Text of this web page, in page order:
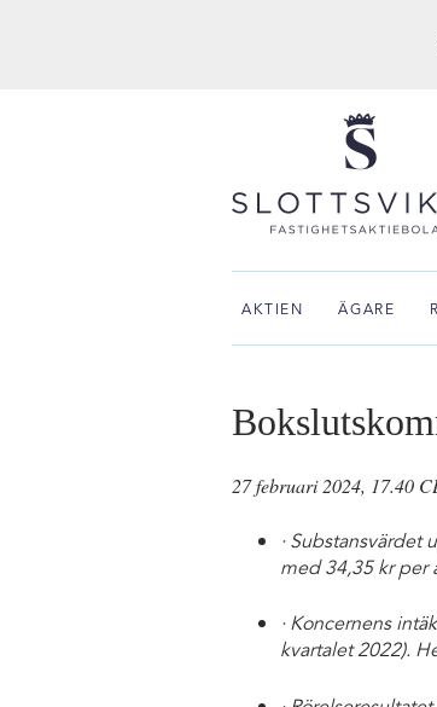
AKTIEN ÄGARE
27 februari 2024, 17.40
·
med 34,35 kr per
· Koncernens
kvartalet 2022).